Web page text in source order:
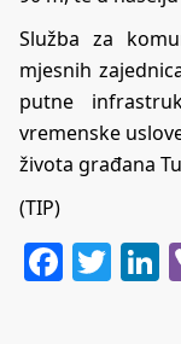
Služba za
mjesnih
putne
vremenske
života građana
(TIP)